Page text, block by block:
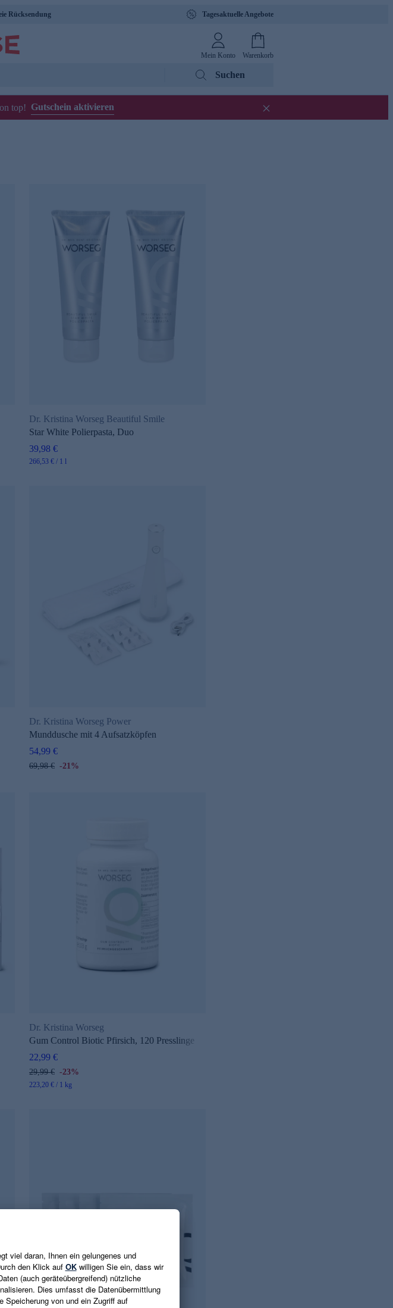
Rücksendung Tagesaktuelle Angebote
Mein Konto Warenkorb
Suchen
top! Gutschein aktivieren
Dr. Kristina Worseg Beautiful Smile
Star White Polierpasta, Duo
39,98 €
266,53 € / 1 l
Dr. Kristina Worseg Power
Munddusche mit 4 Aufsatzköpfen
54,99 €
69,98 € -21%
Dr. Kristina Worseg
Gum Control Biotic Pfirsich, 120 Presslinge
22,99 €
29,99 € -23%
223,20 € / 1 kg